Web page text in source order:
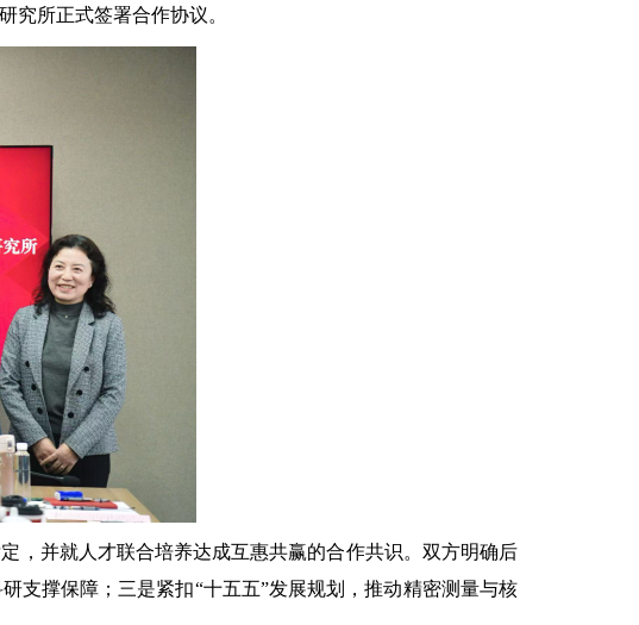
究所正式签署合作协议。
，并就人才联合培养达成互惠共赢的合作共识。双方明确后
支撑保障；三是紧扣“十五五”发展规划，推动精密测量与核